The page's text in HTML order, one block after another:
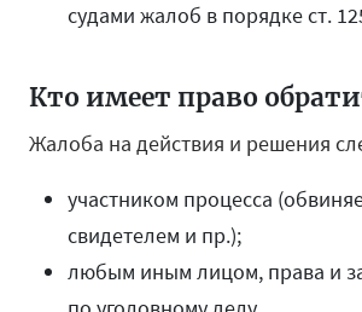
судами жалоб в порядке ст.
Кто имеет право
Жалоба на действия и решения
участником процесса
свидетелем и пр.);
любым иным лицом, права и